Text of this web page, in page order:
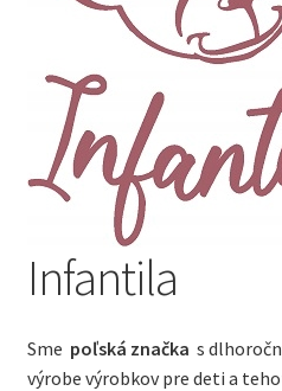
Infantila
Sme poľská značka s
výrobe výrobkov pre deti a